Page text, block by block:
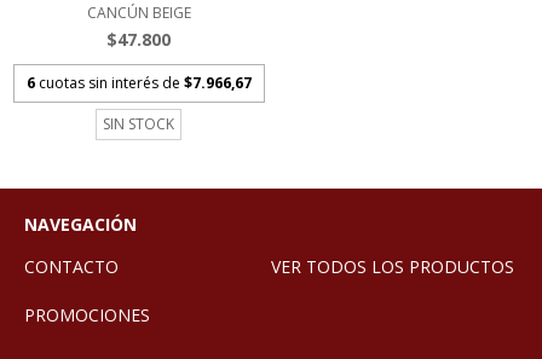
CANCÚN BEIGE
$47.800
6 cuotas sin interés de $7.966,67
SIN STOCK
NAVEGACIÓN
CONTACTO
VER TODOS LOS PRODUCTOS
PROMOCIONES